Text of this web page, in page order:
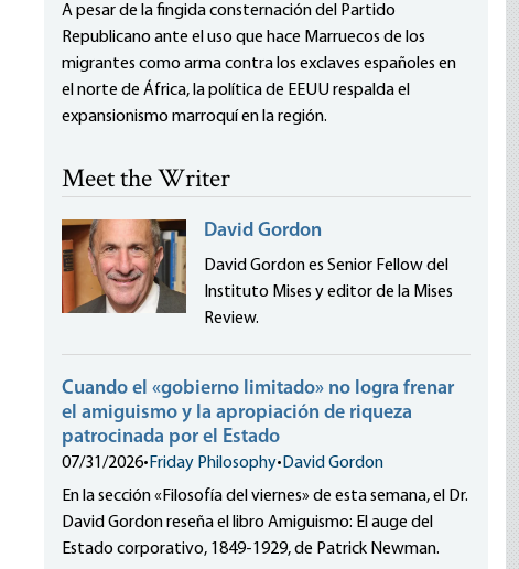
A pesar de la fingida consternación del Partido
Republicano ante el uso que hace Marruecos de los
migrantes como arma contra los exclaves españoles en
el norte de África, la política de EEUU respalda el
expansionismo marroquí en la región.
Meet the Writer
David Gordon
David Gordon es Senior Fellow del
Instituto Mises y editor de la Mises
Review.
Cuando el «gobierno limitado» no logra frenar
el amiguismo y la apropiación de riqueza
patrocinada por el Estado
07/31/2026• Friday Philosophy• David Gordon
En la sección «Filosofía del viernes» de esta semana, el Dr.
David Gordon reseña el libro Amiguismo: El auge del
Estado corporativo, 1849-1929, de Patrick Newman.